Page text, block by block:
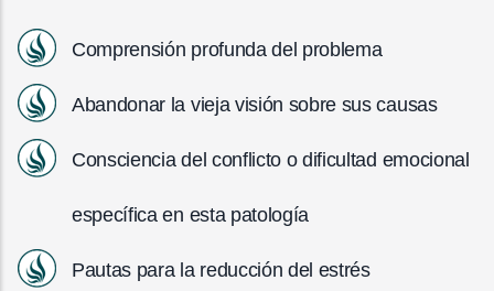
Comprensión profunda del problema
Abandonar la vieja visión sobre sus causas
Consciencia del conflicto o dificultad emocional
específica en esta patología
Pautas para la reducción del estrés